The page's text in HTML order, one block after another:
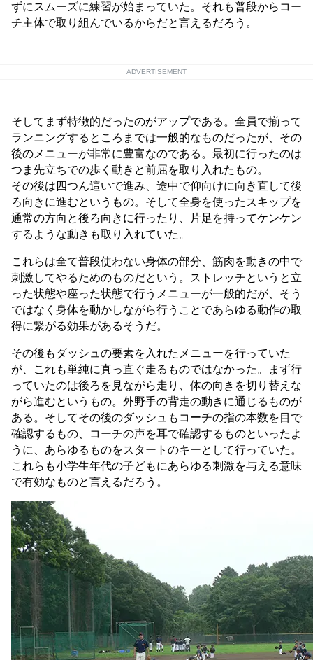
ずにスムーズに練習が始まっていた。それも普段からコー
チ主体で取り組んでいるからだと言えるだろう。
ADVERTISEMENT
そしてまず特徴的だったのがアップである。全員で揃って
ランニングするところまでは一般的なものだったが、その
後のメニューが非常に豊富なのである。最初に行ったのは
つま先立ちでの歩く動きと前屈を取り入れたもの。
その後は四つん這いで進み、途中で仰向けに向き直して後
ろ向きに進むというもの。そして全身を使ったスキップを
通常の方向と後ろ向きに行ったり、片足を持ってケンケン
するような動きも取り入れていた。
これらは全て普段使わない身体の部分、筋肉を動きの中で
刺激してやるためのものだという。ストレッチというと立
った状態や座った状態で行うメニューが一般的だが、そう
ではなく身体を動かしながら行うことであらゆる動作の取
得に繋がる効果があるそうだ。
その後もダッシュの要素を入れたメニューを行っていた
が、これも単純に真っ直ぐ走るものではなかった。まず行
っていたのは後ろを見ながら走り、体の向きを切り替えな
がら進むというもの。外野手の背走の動きに通じるものが
ある。そしてその後のダッシュもコーチの指の本数を目で
確認するもの、コーチの声を耳で確認するものといったよ
うに、あらゆるものをスタートのキーとして行っていた。
これらも小学生年代の子どもにあらゆる刺激を与える意味
で有効なものと言えるだろう。